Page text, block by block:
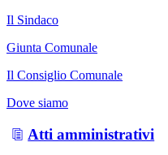
Il Sindaco
Giunta Comunale
Il Consiglio Comunale
Dove siamo
Atti amministrativi